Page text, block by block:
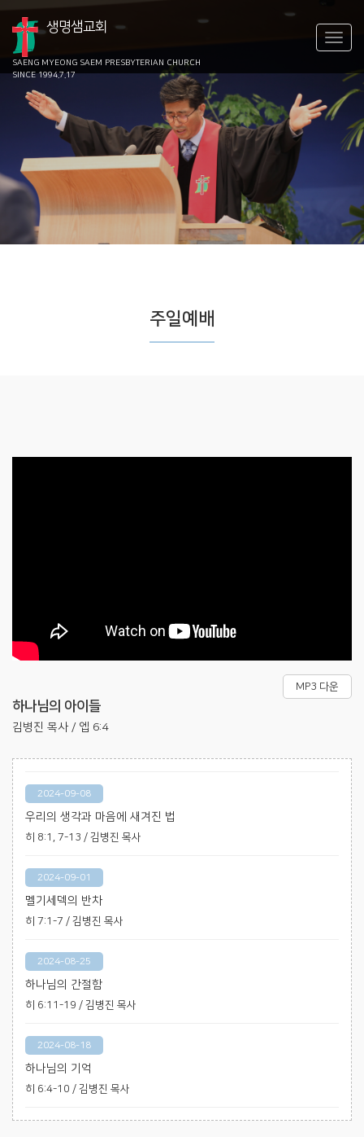
생명샘교회
SAENG MYEONG SAEM PRESBYTERIAN CHURCH
SINCE 1994.7.17
주일예배
MP3 다운
하나님의 아이들
김병진 목사 / 엡 6:4
2024-09-08
우리의 생각과 마음에 새겨진 법
히 8:1, 7-13 / 김병진 목사
2024-09-01
멜기세덱의 반차
히 7:1-7 / 김병진 목사
2024-08-25
하나님의 간절함
히 6:11-19 / 김병진 목사
2024-08-18
하나님의 기억
히 6:4-10 / 김병진 목사